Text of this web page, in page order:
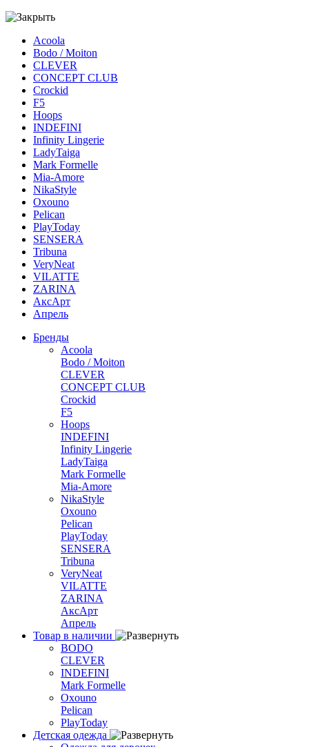
Acoola
Bodo / Moiton
CLEVER
CONCEPT CLUB
Crockid
F5
Hoops
INDEFINI
Infinity Lingerie
LadyTaiga
Mark Formelle
Mia-Amore
NikaStyle
Oxouno
Pelican
PlayToday
SENSERA
Tribuna
VeryNeat
VILATTE
ZARINA
АксАрт
Апрель
Бренды
Acoola
Bodo / Moiton
CLEVER
CONCEPT CLUB
Crockid
F5
Hoops
INDEFINI
Infinity Lingerie
LadyTaiga
Mark Formelle
Mia-Amore
NikaStyle
Oxouno
Pelican
PlayToday
SENSERA
Tribuna
VeryNeat
VILATTE
ZARINA
АксАрт
Апрель
Товар в наличии
BODO
CLEVER
INDEFINI
Mark Formelle
Oxouno
Pelican
PlayToday
Детская одежда